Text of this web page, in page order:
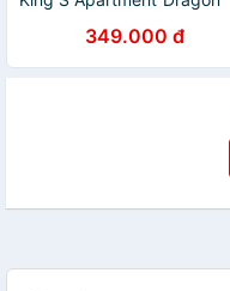
Notebook349.000 đ